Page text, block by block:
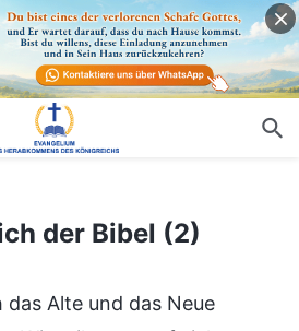
der Bibel (2)
das Alte und das Neue